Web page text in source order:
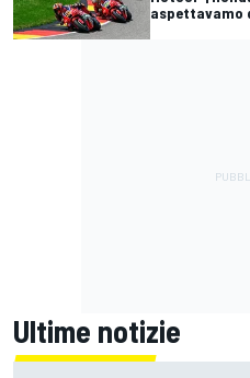
aspettavamo
Ultime notizie